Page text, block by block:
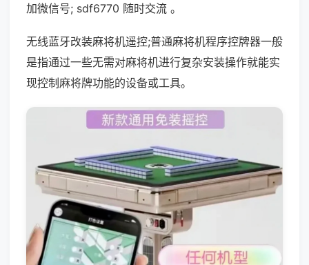
加微信号; sdf6770 随时交流 。
无线蓝牙改装麻将机遥控;普通麻将机程序控牌器一般
是指通过一些无需对麻将机进行复杂安装操作就能实
现控制麻将牌功能的设备或工具。